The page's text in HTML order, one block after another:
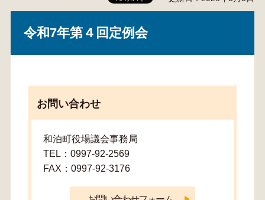
令和7年第４回定例会
お問い合わせ
和泊町役場議会事務局
TEL：0997-92-2569
FAX：0997-92-3176